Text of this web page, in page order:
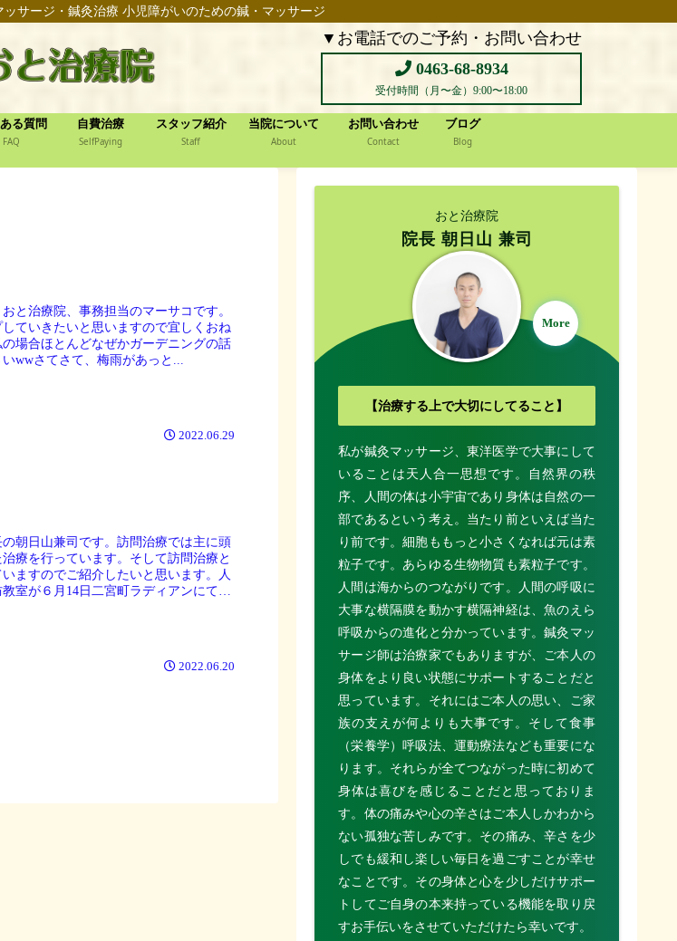
サージ・鍼灸治療 小児障がいのための鍼・マッサージ
▼お電話でのご予約・お問い合わせ
0463-68-8934
受付時間（月〜金）9:00〜18:00
る質問
FAQ
自費治療
SelfPaying
スタッフ紹介
Staff
当院について
About
お問い合わせ
Contact
ブログ
Blog
と治療院、事務担当のマーサコです。
ていきたいと思いますので宜しくおね
場合ほとんどなぜかガーデニングの話
wwさてさて、梅雨があっと...
2022.06.29
朝日山兼司です。訪問治療では主に頭
療を行っています。そして訪問治療と
ますのでご紹介したいと思います。人
室が６月14日二宮町ラディアンにて行
2022.06.20
おと治療院
院長 朝日山 兼司
More
【治療する上で大切にしてること】
私が鍼灸マッサージ、東洋医学で大事にして
いることは天人合一思想です。自然界の秩
序、人間の体は小宇宙であり身体は自然の一
部であるという考え。当たり前といえば当た
り前です。細胞ももっと小さくなれば元は素
粒子です。あらゆる生物物質も素粒子です。
人間は海からのつながりです。人間の呼吸に
大事な横隔膜を動かす横隔神経は、魚のえら
呼吸からの進化と分かっています。鍼灸マッ
サージ師は治療家でもありますが、ご本人の
身体をより良い状態にサポートすることだと
思っています。それにはご本人の思い、ご家
族の支えが何よりも大事です。そして食事
（栄養学）呼吸法、運動療法なども重要にな
ります。それらが全てつながった時に初めて
身体は喜びを感じることだと思っておりま
す。体の痛みや心の辛さはご本人しかわから
ない孤独な苦しみです。その痛み、辛さを少
しでも緩和し楽しい毎日を過ごすことが幸せ
なことです。その身体と心を少しだけサポー
トしてご自身の本来持っている機能を取り戻
すお手伝いをさせていただけたら幸いです。